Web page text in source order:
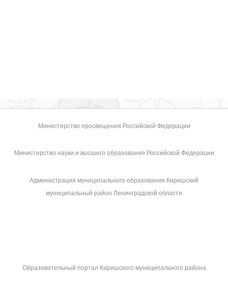
Министерство просвещения Российской Федерации
Министерство науки и высшего образования Российской Федерации
Администрация муниципального образования Киришский
муниципальный район Ленинградской области
Образовательный портал Киришского муниципального района